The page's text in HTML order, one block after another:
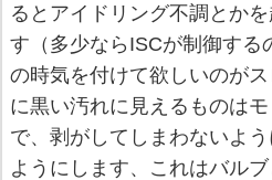
るとアイドリング不調とか
す（多少ならISCが制御する
の時気を付けて欲しいのが
に黒い汚れに見えるものは
で、剥がしてしまわないよ
ようにします、これはバル